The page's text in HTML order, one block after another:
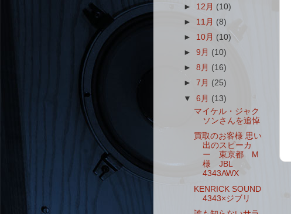
► 12月 (10)
► 11月 (8)
► 10月 (10)
►9月 (10)
►8月 (16)
►7月 (25)
▼6月 (13)
マイケル・ジャク
ソンさんを追悼
買取のお客様 思い
出のスピーカ
ー 東京都 M
様 JBL
4343AWX
KENRICK SOUND
4343×ジブリ